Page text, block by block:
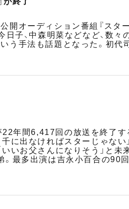
オーディション番組『スター
日子、中森明菜などなど、
う手法も話題となった。初代
22年間6,417回の放送を終了
千に出なければスターじゃな
いいお父さんになりそう」と
最多出演は吉永小百合の90回